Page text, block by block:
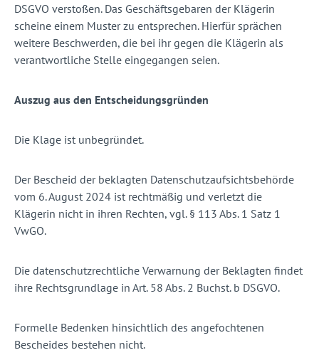
DSGVO verstoßen. Das Geschäftsgebaren der Klägerin
scheine einem Muster zu entsprechen. Hierfür sprächen
weitere Beschwerden, die bei ihr gegen die Klägerin als
verantwortliche Stelle eingegangen seien.
Auszug aus den Entscheidungsgründen
Die Klage ist unbegründet.
Der Bescheid der beklagten Datenschutzaufsichtsbehörde
vom 6. August 2024 ist rechtmäßig und verletzt die
Klägerin nicht in ihren Rechten, vgl. § 113 Abs. 1 Satz 1
VwGO.
Die datenschutzrechtliche Verwarnung der Beklagten findet
ihre Rechtsgrundlage in Art. 58 Abs. 2 Buchst. b DSGVO.
Formelle Bedenken hinsichtlich des angefochtenen
Bescheides bestehen nicht.